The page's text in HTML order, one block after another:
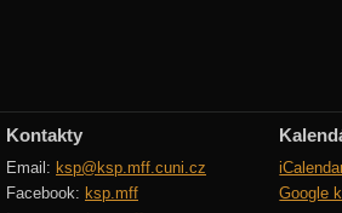
Kontakty
Email: ksp@ksp.mff.cuni.cz
Facebook: ksp.mff
Google